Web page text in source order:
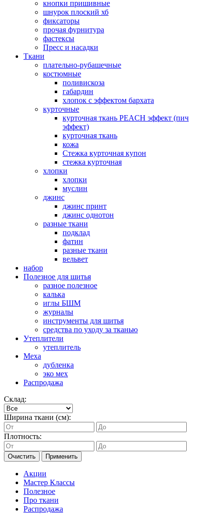
кнопки пришивные
шнурок плоский хб
фиксаторы
прочая фурнитура
фастексы
Пресс и насадки
Ткани
плательно-рубашечные
костюмные
поливискоза
габардин
хлопок с эффектом бархата
курточные
курточная ткань PEACH эффект (пич
эффект)
курточная ткань
кожа
Стежка курточная купон
стежка курточная
хлопки
хлопки
муслин
джинс
джинс принт
джинс однотон
разные ткани
подклад
фатин
разные ткани
вельвет
набор
Полезное для шитья
разное полезное
калька
иглы БШМ
журналы
инструменты для шитья
средства по уходу за тканью
Утеплители
утеплитель
Меха
дубленка
эко мех
Распродажа
Склад:
Ширина ткани (см):
Плотность:
Очистить Применить
Акции
Мастер Классы
Полезное
Про ткани
Распродажа